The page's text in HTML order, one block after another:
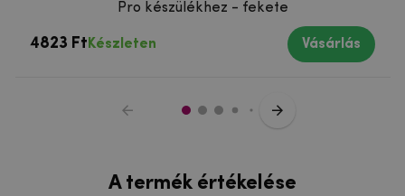
Pro készülékhez - fekete
4823 Ft Készleten Vásárlás
A termék értékelése